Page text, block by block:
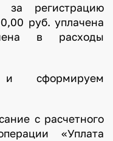
за регистрацию
руб. уплачена
в расходы
и сформируем
с расчетного
«Уплата